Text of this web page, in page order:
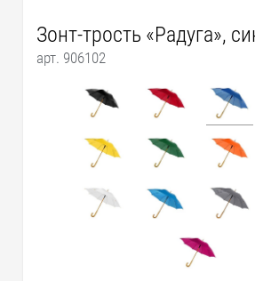
Зонт-трость «Радуга»,
арт. 906102